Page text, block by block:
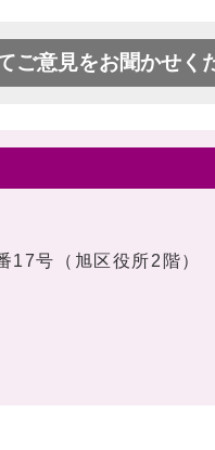
ご意見をお聞かせく
号（旭区役所2階）